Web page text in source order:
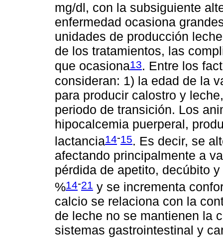
mg/dl, con la subsiguiente
enfermedad ocasiona
unidades de producción
de los tratamientos, las
que ocasiona13. Entre los
consideran: 1) la edad de la
para producir calostro y
periodo de transición. Los
hipocalcemia puerperal,
lactancia14-15. Es decir, se
afectando principalmente a
pérdida de apetito, decúbito
%14-21 y se incrementa
calcio se relaciona con la
de leche no se mantienen la
sistemas gastrointestinal y